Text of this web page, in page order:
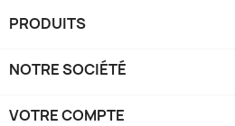
PRODUITS
NOTRE SOCIÉTÉ
VOTRE COMPTE